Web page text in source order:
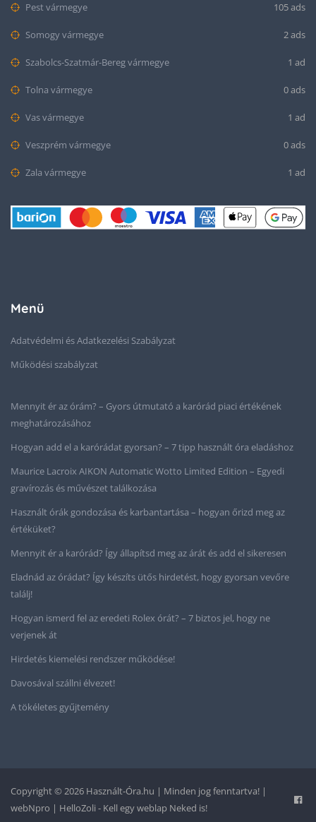
Pest vármegye 105 ads
Somogy vármegye 2 ads
Szabolcs-Szatmár-Bereg vármegye 1 ad
Tolna vármegye 0 ads
Vas vármegye 1 ad
Veszprém vármegye 0 ads
Zala vármegye 1 ad
Menü
Adatvédelmi és Adatkezelési Szabályzat
Működési szabályzat
Mennyit ér az órám? – Gyors útmutató a karórád piaci értékének
meghatározásához
Hogyan add el a karórádat gyorsan? – 7 tipp használt óra eladáshoz
Maurice Lacroix AIKON Automatic Wotto Limited Edition – Egyedi
gravírozás és művészet találkozása
Használt órák gondozása és karbantartása – hogyan őrizd meg az
értéküket?
Mennyit ér a karórád? Így állapítsd meg az árát és add el sikeresen
Eladnád az órádat? Így készíts ütős hirdetést, hogy gyorsan vevőre
találj!
Hogyan ismerd fel az eredeti Rolex órát? – 7 biztos jel, hogy ne
verjenek át
Hirdetés kiemelési rendszer működése!
Davosával szállni élvezet!
A tökéletes gyűjtemény
Copyright © 2026 Használt-Óra.hu | Minden jog fenntartva! |
webNpro | HelloZoli - Kell egy weblap Neked is!